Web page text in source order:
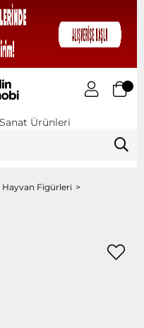
Ürünleri
Hayvan Figürleri